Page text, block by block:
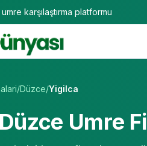
karşılaştırma platformu
/Düzce/Yigilca
Düzce Umre